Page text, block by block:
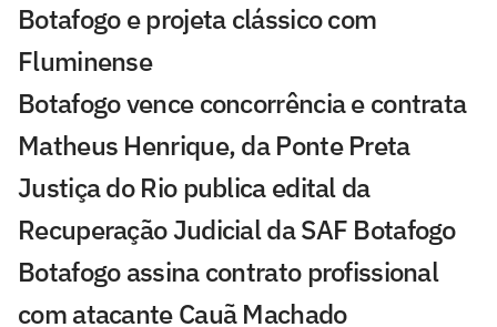
Botafogo e projeta clássico com
Fluminense
Botafogo vence concorrência e contrata
Matheus Henrique, da Ponte Preta
Justiça do Rio publica edital da
Recuperação Judicial da SAF Botafogo
Botafogo assina contrato profissional
com atacante Cauã Machado